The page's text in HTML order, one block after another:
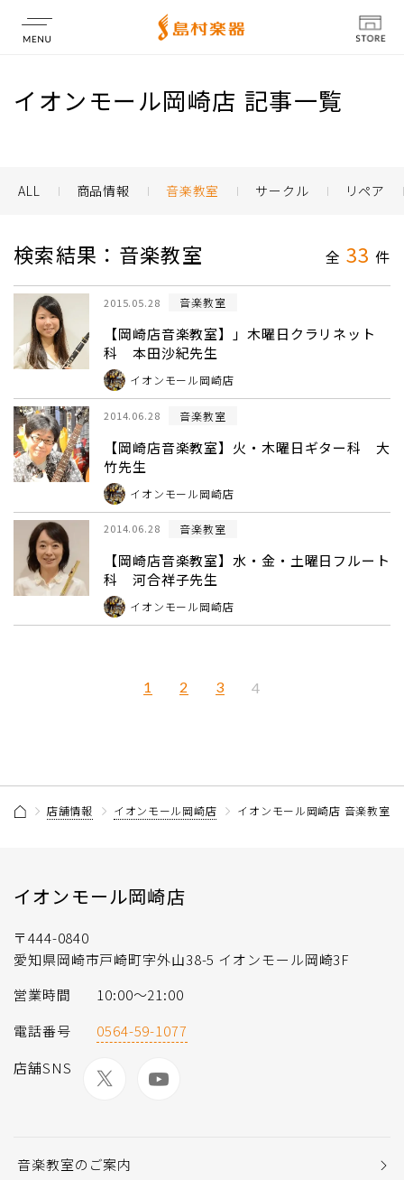
店舗情報
イオンモール岡崎店 記事一覧
ALL 商品情報 音楽教室 サークル リペア
検索結果：音楽教室 全 33 件
2015.05.28 音楽教室
【岡崎店音楽教室】」木曜日クラリネット
科 本田沙紀先生
イオンモール岡崎店
2014.06.28 音楽教室
【岡崎店音楽教室】火・木曜日ギター科 大
竹先生
イオンモール岡崎店
2014.06.28 音楽教室
【岡崎店音楽教室】水・金・土曜日フルート
科 河合祥子先生
イオンモール岡崎店
1 2 3 4
店舗情報 イオンモール岡崎店 イオンモール岡崎店 音楽教室
イオンモール岡崎店
〒444-0840
愛知県岡崎市戸崎町字外山38-5 イオンモール岡崎3F
営業時間
10:00〜21:00
電話番号
0564-59-1077
店舗SNS
音楽教室のご案内